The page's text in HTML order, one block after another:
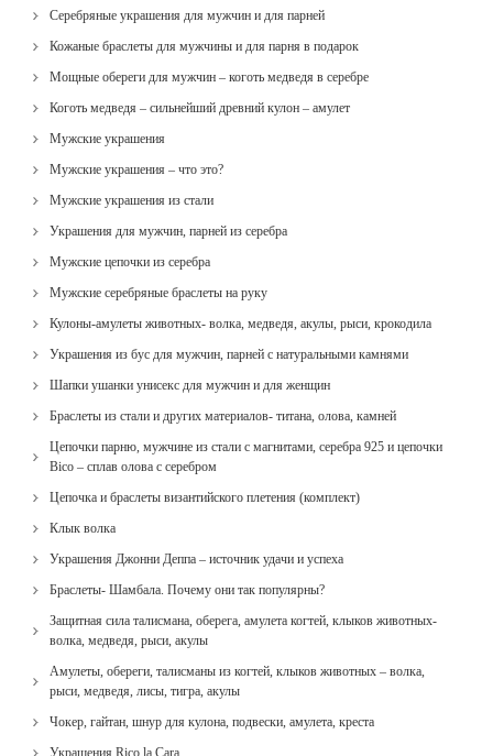
Серебряные украшения для мужчин и для парней
Кожаные браслеты для мужчины и для парня в подарок
Мощные обереги для мужчин – коготь медведя в серебре
Коготь медведя – сильнейший древний кулон – амулет
Мужские украшения
Мужские украшения – что это?
Мужские украшения из стали
Украшения для мужчин, парней из серебра
Мужские цепочки из серебра
Мужские серебряные браслеты на руку
Кулоны-амулеты животных- волка, медведя, акулы, рыси, крокодила
Украшения из бус для мужчин, парней с натуральными камнями
Шапки ушанки унисекс для мужчин и для женщин
Браслеты из стали и других материалов- титана, олова, камней
Цепочки парню, мужчине из стали с магнитами, серебра 925 и цепочки
Bico – сплав олова с серебром
Цепочка и браслеты византийского плетения (комплект)
Клык волка
Украшения Джонни Деппа – источник удачи и успеха
Браслеты- Шамбала. Почему они так популярны?
Защитная сила талисмана, оберега, амулета когтей, клыков животных-
волка, медведя, рыси, акулы
Амулеты, обереги, талисманы из когтей, клыков животных – волка,
рыси, медведя, лисы, тигра, акулы
Чокер, гайтан, шнур для кулона, подвески, амулета, креста
Украшения Rico la Cara